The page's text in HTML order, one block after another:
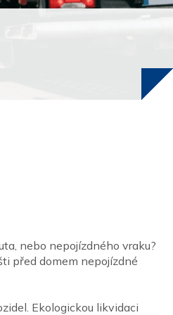
nebo nepojízdného vraku?
před domem nepojízdné
Ekologickou likvidaci